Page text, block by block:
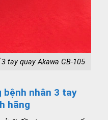
tay quay Akawa GB-105
bệnh nhân 3 tay
hãng